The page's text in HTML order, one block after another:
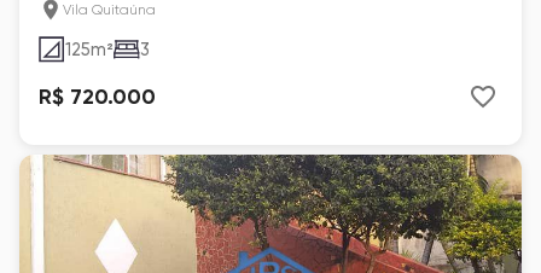
Vila Quitaúna
125m² 3
R$ 720.000